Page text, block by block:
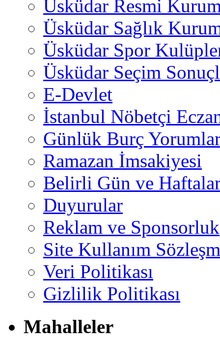
Üsküdar Resmi
Üsküdar Sağlık
Üsküdar Spor
Üsküdar Seçim
E-Devlet
İstanbul Nöbetçi
Günlük Burç
Ramazan İmsakiyesi
Belirli Gün ve
Duyurular
Reklam ve Sponsorluk
Site Kullanım
Veri Politikası
Gizlilik Politikası
Mahalleler